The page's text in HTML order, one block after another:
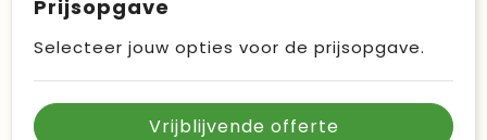
Prijsopgave
Selecteer jouw opties voor de prijsopgave.
Vrijblijvende offerte